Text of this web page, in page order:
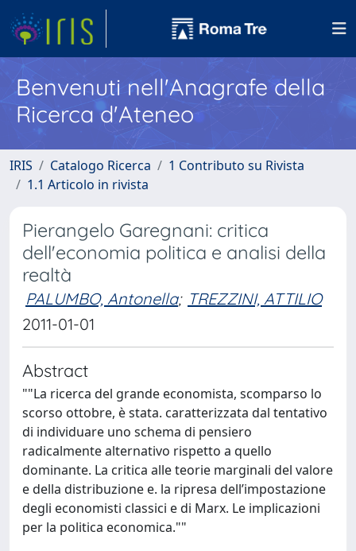
Benvenuti nell'Anagrafe della
Ricerca d'Ateneo
IRIS Catalogo Ricerca
1 Contributo su Rivista
1.1 Articolo in rivista
Pierangelo Garegnani: critica
dell'economia politica e analisi della
realtà
PALUMBO, Antonella; TREZZINI, ATTILIO
2011-01-01
Abstract
""La ricerca del grande economista, scomparso lo
scorso ottobre, è stata. caratterizzata dal tentativo
di individuare uno schema di pensiero
radicalmente alternativo rispetto a quello
dominante. La critica alle teorie marginali del valore
e della distribuzione e. la ripresa dell’impostazione
degli economisti classici e di Marx. Le implicazioni
per la politica economica.""